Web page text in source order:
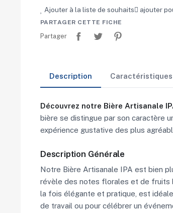
Ajouter à la liste de souhaits ajouter
PARTAGER CETTE FICHE
Partager
Description Caractéristiques
Découvrez notre Bière Artisanale
bière se distingue par son caractère
expérience gustative des plus
Description Générale
Notre Bière Artisanale IPA est bien
révèle des notes florales et de fruits
la fois élégante et pratique, est
de travail ou pour célébrer un